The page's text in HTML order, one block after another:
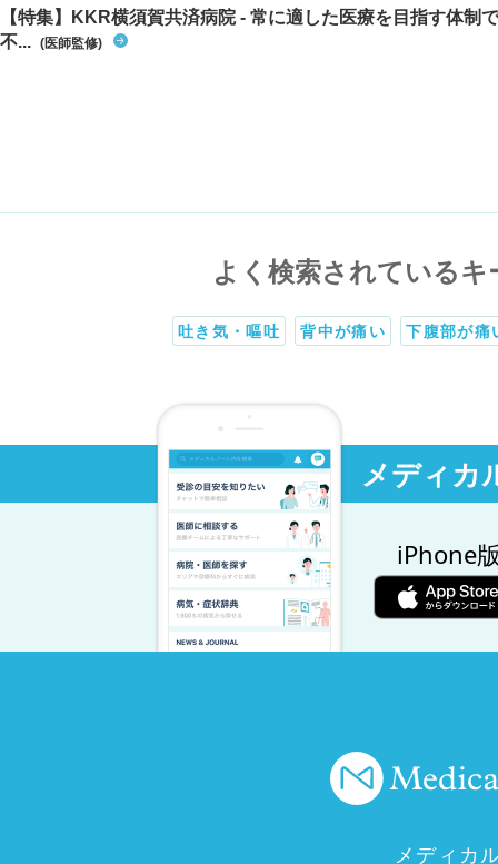
【特集】KKR横須賀共済病院 - 常に適した医療を目指す体制
不... (医師監修)
よく検索されているキ
吐き気・嘔吐 背中が痛い 下腹部が痛
メディカ
iPhone
メディカ